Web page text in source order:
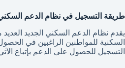
طريقة التسجيل في نظام الدعم السكني
يقدم نظام الدعم السكني الجديد العديد
السكنية للمواطنين الراغبين في
التسجيل للحصول على الدعم بإتباع